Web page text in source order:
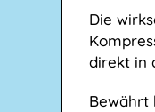
Die
direkt in
Bewährt